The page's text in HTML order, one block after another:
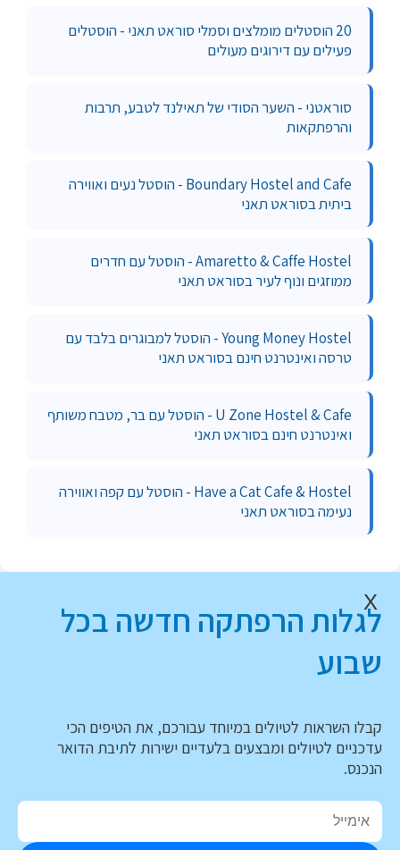
20 הוסטלים מומלצים וסמלי סוראט תאני - הוסטלים
פעילים עם דירוגים מעולים
סוראטני - השער הסודי של תאילנד לטבע, תרבות
והרפתקאות
Boundary Hostel and Cafe - הוסטל נעים ואווירה
ביתית בסוראט תאני
Amaretto & Caffe Hostel - הוסטל עם חדרים
ממוזגים ונוף לעיר בסוראט תאני
Young Money Hostel - הוסטל למבוגרים בלבד עם
טרסה ואינטרנט חינם בסוראט תאני
U Zone Hostel & Cafe - הוסטל עם בר, מטבח משותף
ואינטרנט חינם בסוראט תאני
Have a Cat Cafe & Hostel - הוסטל עם קפה ואווירה
נעימה בסוראט תאני
X
לגלות הרפתקה חדשה בכל
שבוע
קבלו השראות לטיולים במיוחד עבורכם, את הטיפים הכי
עדכניים לטיולים ומבצעים בלעדיים ישירות לתיבת הדואר
הנכנס.